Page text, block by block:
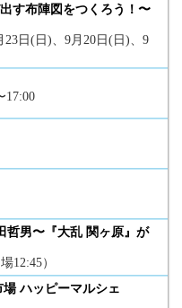
す布陣図をつくろう！〜
23日(日)、9月20日(日)、9
17:00
哲男〜『大乱 関ヶ原』が
12:45）
ハッピーマルシェ